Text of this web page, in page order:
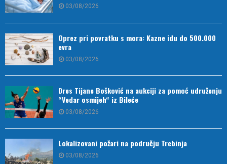
03/08/2026
Oprez pri povratku s mora: Kazne idu do 500.000
evra
03/08/2026
Dres Tijane Bošković na aukciji za pomoć udruženju
“Vedar osmijeh“ iz Bileće
03/08/2026
Lokalizovani požari na području Trebinja
03/08/2026